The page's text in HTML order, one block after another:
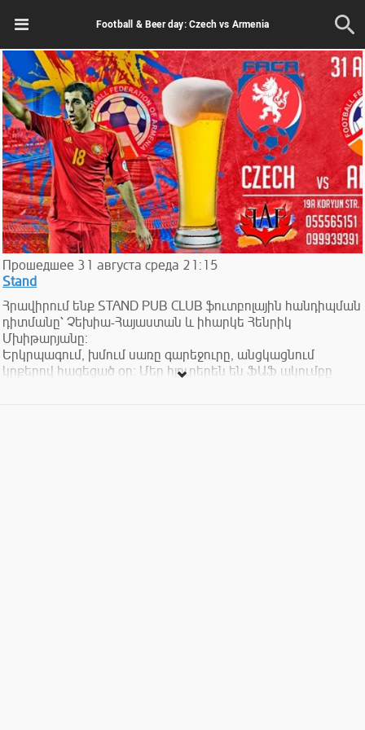
Football & Beer day: Czech vs Armenia
Прошедшее 31 августа среда 21:15
Stand
Հրավիրում ենք STAND PUB CLUB ֆուտբոլային հանդիպման
դիտմանը՝ Չեխիա-Հայաստան և իհարկե Հենրիկ
Մխիթարյանը:
Երկրպագում, խմում սառը գարեջուրը, անցկացնում
կրքերով հագեցած օր: Մեր հյուրերեն են ՖԱՖ ակումբը